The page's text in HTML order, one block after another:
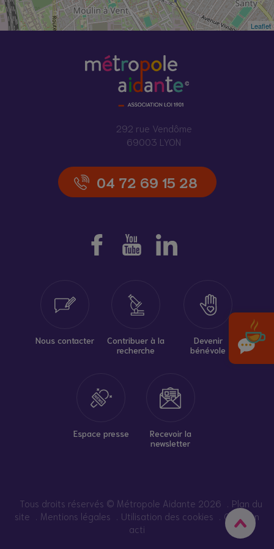
Leaflet
292 rue Vendôme
69003 LYON
04 72 69 15 28
Nous contacter
Contribuer à la
recherche
Devenir
bénévole
Espace presse
Recevoir la
newsletter
Tous droits réservés © Métropole Aidante 2026
Plan du
site
Mentions légales Utilisation des cookies
Création
acti